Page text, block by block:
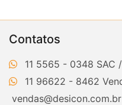
Contatos
11 5565 - 0348
11 96622 - 8462
vendas@desicon.com.br